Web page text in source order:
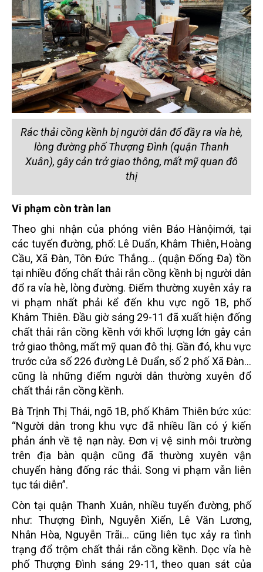
Rác thải cồng kềnh bị người dân đổ đầy ra vỉa hè,
lòng đường phố Thượng Đình (quận Thanh
Xuân), gây cản trở giao thông, mất mỹ quan đô
thị
Vi phạm còn tràn lan
Theo ghi nhận của phóng viên Báo Hànộimới, tại
các tuyến đường, phố: Lê Duẩn, Khâm Thiên, Hoàng
Cầu, Xã Đàn, Tôn Đức Thắng… (quận Đống Đa) tồn
tại nhiều đống chất thải rắn cồng kềnh bị người dân
đổ ra vỉa hè, lòng đường. Điểm thường xuyên xảy ra
vi phạm nhất phải kể đến khu vực ngõ 1B, phố
Khâm Thiên. Đầu giờ sáng 29-11 đã xuất hiện đống
chất thải rắn cồng kềnh với khối lượng lớn gây cản
trở giao thông, mất mỹ quan đô thị. Gần đó, khu vực
trước cửa số 226 đường Lê Duẩn, số 2 phố Xã Đàn…
cũng là những điểm người dân thường xuyên đổ
chất thải rắn cồng kềnh.
Bà Trịnh Thị Thái, ngõ 1B, phố Khâm Thiên bức xúc:
“Người dân trong khu vực đã nhiều lần có ý kiến
phản ánh về tệ nạn này. Đơn vị vệ sinh môi trường
trên địa bàn quận cũng đã thường xuyên vận
chuyển hàng đống rác thải. Song vi phạm vẫn liên
tục tái diễn”.
Còn tại quận Thanh Xuân, nhiều tuyến đường, phố
như: Thượng Đình, Nguyễn Xiển, Lê Văn Lương,
Nhân Hòa, Nguyễn Trãi… cũng liên tục xảy ra tình
trạng đổ trộm chất thải rắn cồng kềnh. Dọc vỉa hè
phố Thượng Đình sáng 29-11, theo quan sát của